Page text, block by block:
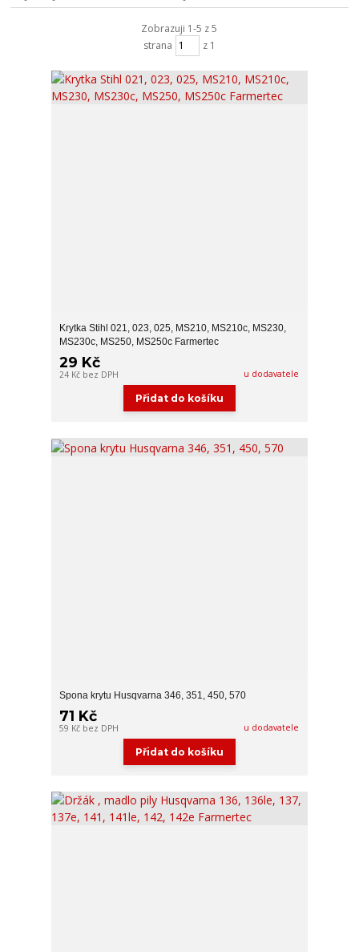
Zobrazuji 1-5 z 5
strana
z 1
Krytka Stihl 021, 023, 025, MS210, MS210c, MS230,
MS230c, MS250, MS250c Farmertec
29 Kč
24 Kč bez DPH u dodavatele
Přidat do košíku
Spona krytu Husqvarna 346, 351, 450, 570
71 Kč
59 Kč bez DPH u dodavatele
Přidat do košíku